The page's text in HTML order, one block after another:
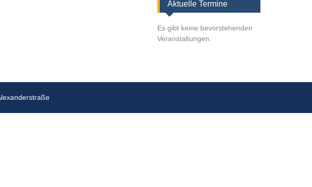
Aktuelle Termine
Es gibt keine bevorstehenden
Veranstaltungen.